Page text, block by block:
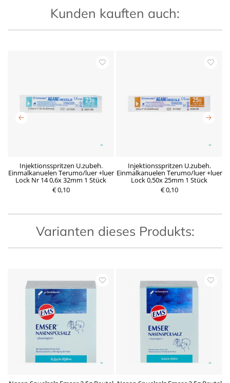
Kunden kauften auch:
Injektionsspritzen U.zubeh.
Einmalkanuelen Terumo/luer +luer
Lock Nr 14 0,6x 32mm 1 Stück
€ 0,10
Injektionsspritzen U.zubeh.
Einmalkanuelen Terumo/luer +luer
Lock 0,50x 25mm 1 Stück
€ 0,10
P
Varianten dieses Produkts: